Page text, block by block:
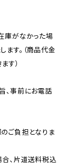
庫がなかった場
ます。（商品代金
す）
、事前にお電話
ご負担となりま
合、片道送料税込